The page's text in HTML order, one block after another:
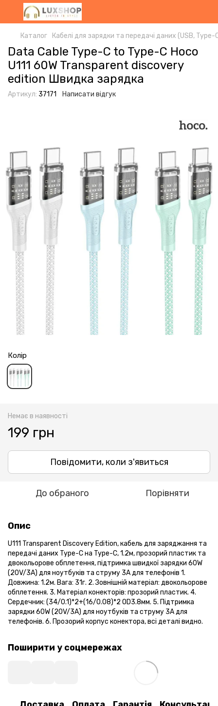
Каталог Кабелі для зарядки та передачі даних (USB,
Data Cable Type-C to Type-C Hoco
U111 60W Transparent discovery
edition Швидка зарядка
Артикул: 37171 Написати відгук
Колір
Немає в наявності
199 грн
Повідомити, коли з'явиться
До обраного Порівняти
Опис
U111 Transparent Discovery Edition, кабель для заряджання та
передачі даних Type-C на Type-C, 1.2м, прозорий пластик та
двокольорове обплетення, підтримка швидкої зарядки 60W
(20V/3A) для ноутбуків та струму 3A для телефонів 1.
Довжина: 1.2м. Вага: 31г. 2. Зовнішній матеріал: двокольорове
обплетення. 3. Матеріал конекторів: прозорий пластик. 4.
Сердечник: (34/0.1)*2+(16/0.08)*2 OD3.8мм. 5. Підтримка
зарядки 60W (20V/3A) для ноутбуків та струму 3A для
телефонів. 6. Прозорий корпус конектора, всі деталі видно.
Поширити у соцмережах